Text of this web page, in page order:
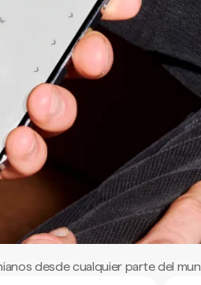
desde cualquier parte del